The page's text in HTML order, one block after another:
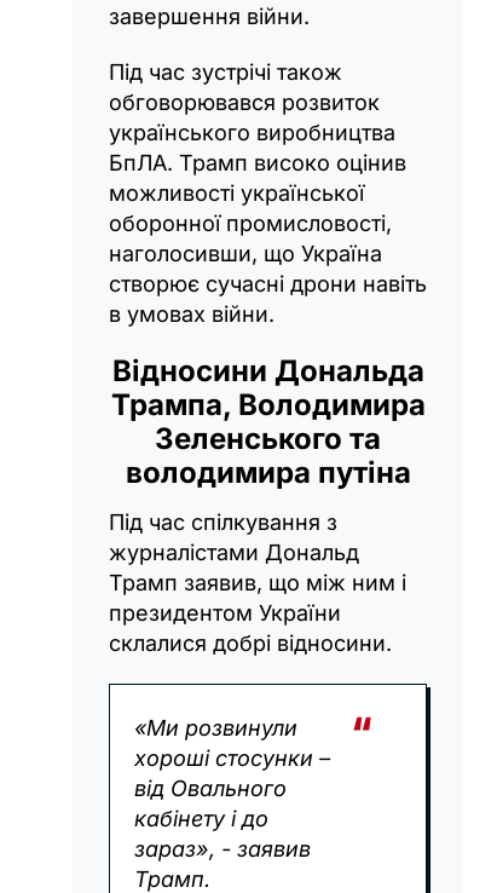
завершення війни.
Під час зустрічі також
обговорювався розвиток
українського виробництва
БпЛА. Трамп високо оцінив
можливості української
оборонної промисловості,
наголосивши, що Україна
створює сучасні дрони навіть
в умовах війни.
Відносини Дональда
Трампа, Володимира
Зеленського та
володимира путіна
Під час спілкування з
журналістами Дональд
Трамп заявив, що між ним і
президентом України
склалися добрі відносини.
«Ми розвинули
хороші стосунки –
від Овального
кабінету і до
зараз», - заявив
Трамп.